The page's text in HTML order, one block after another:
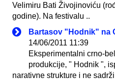
Velimiru Bati Živojinoviću
godine). Na festivalu ..
Bartasov "Hodnik" na
14/06/2011 11:39
Eksperimentalni crno-
produkcije, " Hodnik ",
narativne strukture i ne